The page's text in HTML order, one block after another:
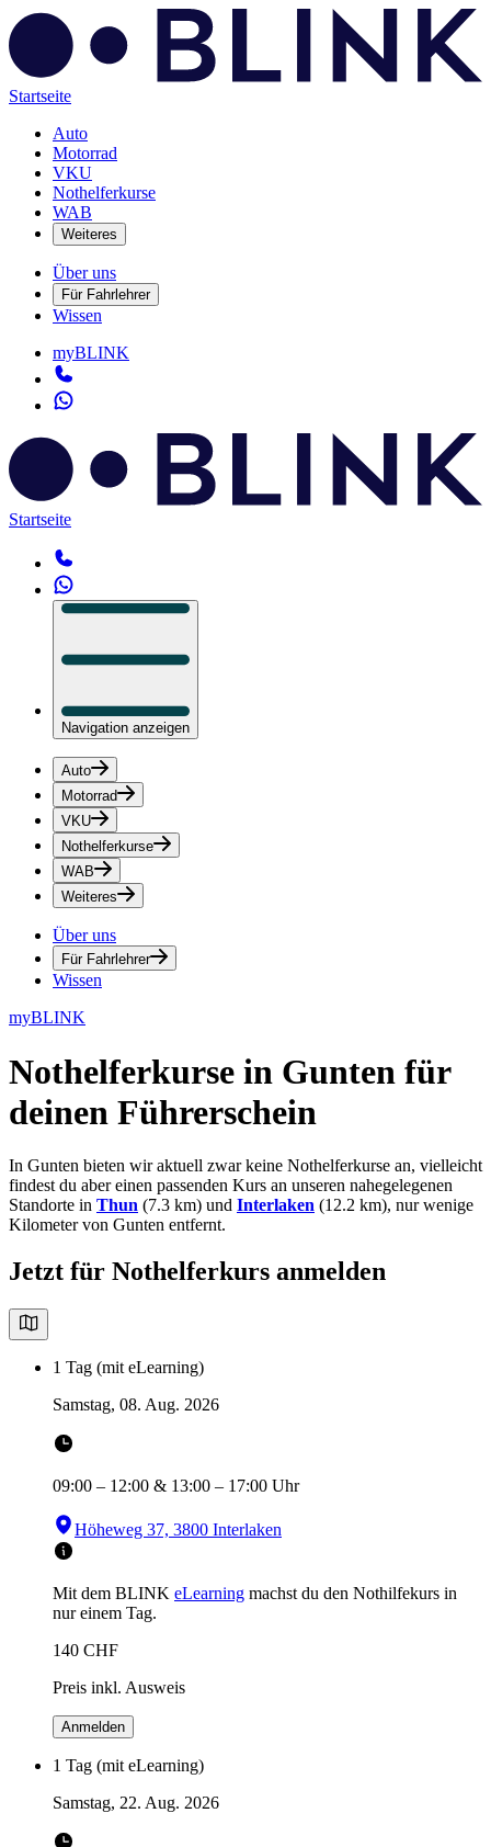
Startseite
Auto
Motorrad
VKU
Nothelferkurse
WAB
Weiteres
Über uns
Für Fahrlehrer
Wissen
myBLINK
Startseite
Navigation anzeigen
Auto
Motorrad
VKU
Nothelferkurse
WAB
Weiteres
Über uns
Für Fahrlehrer
Wissen
myBLINK
Nothelferkurse in Gunten für
deinen Führerschein
In Gunten bieten wir aktuell zwar keine Nothelferkurse an, vielleicht
findest du aber einen passenden Kurs an unseren nahegelegenen
Standorte in Thun (7.3 km) und Interlaken (12.2 km), nur wenige
Kilometer von Gunten entfernt.
Jetzt für Nothelferkurs anmelden
1 Tag (mit eLearning)
Samstag, 08. Aug. 2026
09:00 – 12:00 & 13:00 – 17:00 Uhr
Höheweg 37, 3800 Interlaken
Mit dem BLINK eLearning machst du den Nothilfekurs in
nur einem Tag.
140 CHF
Preis inkl. Ausweis
Anmelden
1 Tag (mit eLearning)
Samstag, 22. Aug. 2026